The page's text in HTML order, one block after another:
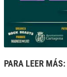
PARA LEER MÁS: